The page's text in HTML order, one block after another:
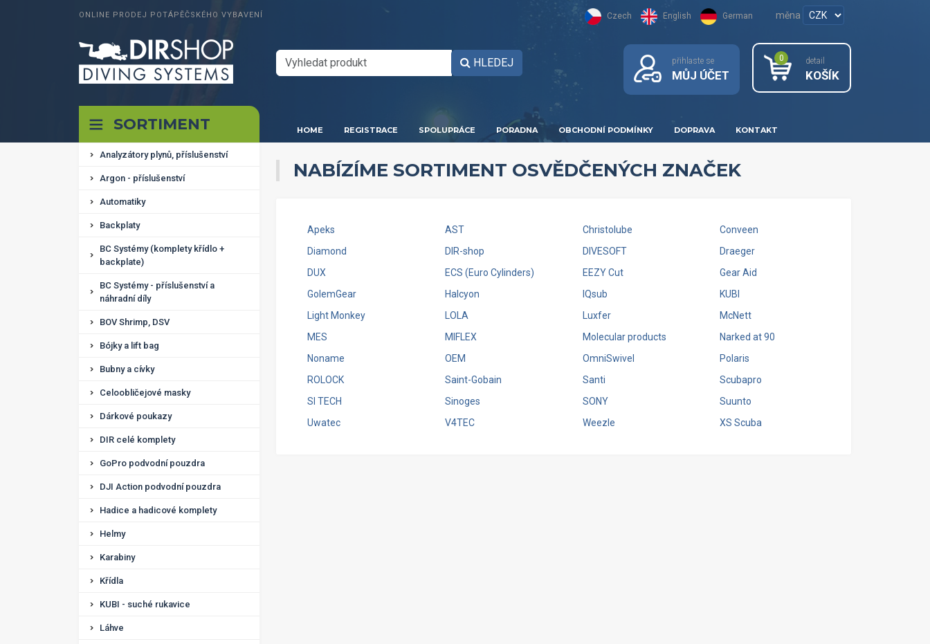
ONLINE PRODEJ POTÁPĚČSKÉHO VYBAVENÍ Czech English German měna
HLEDEJ přihlaste se
MŮJ ÚČET
0 detail
KOŠÍK
SORTIMENT HOME REGISTRACE SPOLUPRÁCE PORADNA OBCHODNÍ PODMÍNKY DOPRAVA KONTAKT
Analyzátory plynů, příslušenství
Argon - příslušenství
Automatiky
Backplaty
BC Systémy (komplety křídlo +
backplate)
BC Systémy - příslušenství a
náhradní díly
BOV Shrimp, DSV
Bójky a lift bag
Bubny a cívky
Celoobličejové masky
Dárkové poukazy
DIR celé komplety
GoPro podvodní pouzdra
DJI Action podvodní pouzdra
Hadice a hadicové komplety
Helmy
Karabiny
Křídla
KUBI - suché rukavice
Láhve
NABÍZÍME SORTIMENT OSVĚDČENÝCH ZNAČEK
Apeks AST Christolube
Conveen
Diamond
DIR-shop DIVESOFT
Draeger
DUX
ECS (Euro Cylinders) EEZY Cut
Gear Aid
GolemGear
Halcyon IQsub
KUBI
Light Monkey
LOLA Luxfer
McNett
MES
MIFLEX Molecular products
Narked at 90
Noname
OEM OmniSwivel
Polaris
ROLOCK
Saint-Gobain Santi
Scubapro
SI TECH
Sinoges SONY
Suunto
Uwatec
V4TEC Weezle XS Scuba